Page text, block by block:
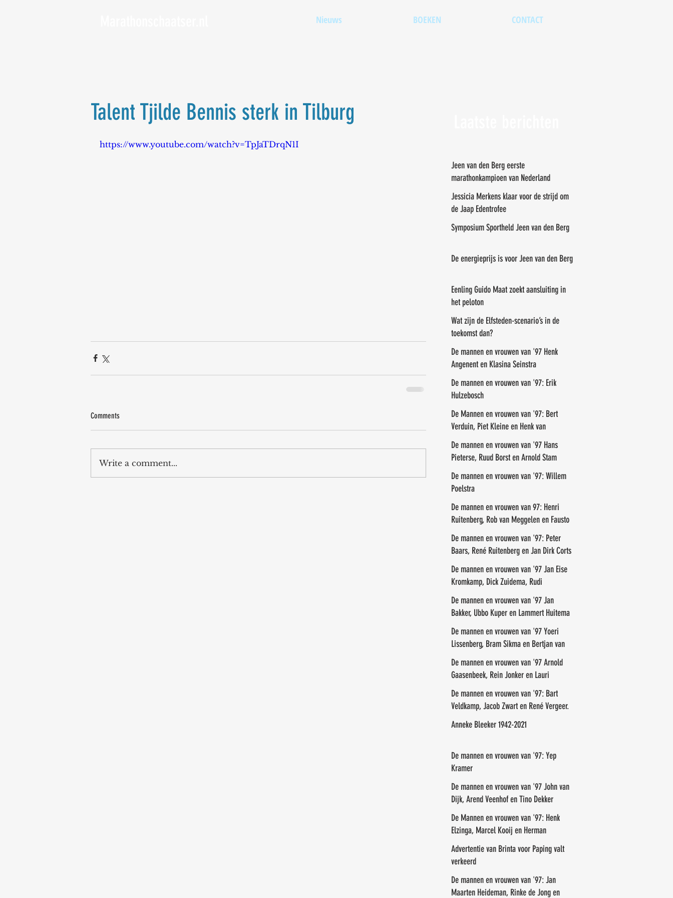
Nieuws BOEKEN CONTACT
Talent Tjilde Bennis sterk in Tilburg
https://www.youtube.com/watch?v=TpJaTDrqN1I
Comments
Write a comment...
Jeen van den Berg eerste
marathonkampioen van Nederland
Jessicia Merkens klaar voor de strijd om
de Jaap Edentrofee
Symposium Sportheld Jeen van den Berg
De energieprijs is voor Jeen van den Berg
Eenling Guido Maat zoekt aansluiting in
het peloton
Wat zijn de Elfsteden-scenario’s in de
toekomst dan?
De mannen en vrouwen van '97 Henk
Angenent en Klasina Seinstra
De mannen en vrouwen van '97: Erik
Hulzebosch
De Mannen en vrouwen van '97: Bert
Verduin, Piet Kleine en Henk van
Benthem
De mannen en vrouwen van '97 Hans
Pieterse, Ruud Borst en Arnold Stam
De mannen en vrouwen van '97: Willem
Poelstra
De mannen en vrouwen van 97: Henri
Ruitenberg, Rob van Meggelen en Fausto
de Marreiros
De mannen en vrouwen van '97: Peter
Baars, René Ruitenberg en Jan Dirk Corts
De mannen en vrouwen van '97 Jan Eise
Kromkamp, Dick Zuidema, Rudi
Groenendal
De mannen en vrouwen van '97 Jan
Bakker, Ubbo Kuper en Lammert Huitema
De mannen en vrouwen van '97 Yoeri
Lissenberg, Bram Sikma en Bertjan van
der Veen
De mannen en vrouwen van '97 Arnold
Gaasenbeek, Rein Jonker en Lauri
Paalasmaa
De mannen en vrouwen van '97: Bart
Veldkamp, Jacob Zwart en René Vergeer.
Anneke Bleeker 1942-2021
De mannen en vrouwen van '97: Yep
Kramer
De mannen en vrouwen van '97 John van
Dijk, Arend Veenhof en Tino Dekker
De Mannen en vrouwen van '97: Henk
Elzinga, Marcel Kooij en Herman
Veneman
Advertentie van Brinta voor Paping valt
verkeerd
De mannen en vrouwen van '97: Jan
Maarten Heideman, Rinke de Jong en